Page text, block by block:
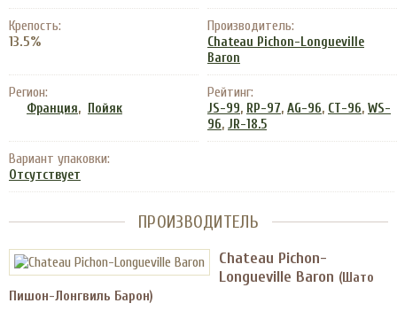
Крепость:
13.5%
Производитель:
Chateau Pichon-Longueville
Baron
Регион:
Франция, Пойяк
Рейтинг:
JS-99, RP-97, AG-96, CT-96, WS-
96, JR-18.5
Вариант упаковки:
Отсутствует
ПРОИЗВОДИТЕЛЬ
Chateau Pichon-
Longueville Baron (Шато
Пишон-Лонгвиль Барон)